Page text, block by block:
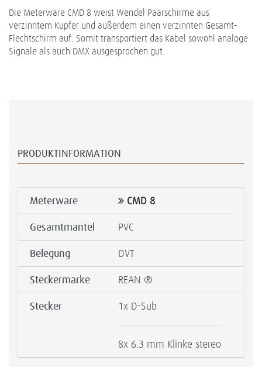
Die Meterware CMD 8 weist Wendel Paarschirme aus
verzinntem Kupfer und außerdem einen verzinnten Gesamt-
Flechtschirm auf. Somit transportiert das Kabel sowohl analoge
Signale als auch DMX ausgesprochen gut.
PRODUKTINFORMATION
Meterware CMD 8
Gesamtmantel PVC
Belegung DVT
Steckermarke REAN ®
Stecker 1x D-Sub
8x 6.3 mm Klinke stereo